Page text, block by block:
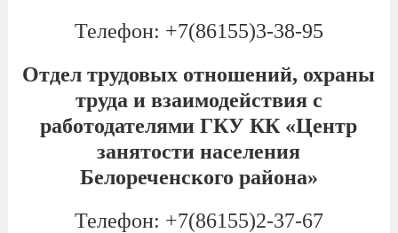
Телефон: +7(86155)3-38-95
Отдел трудовых отношений, охраны
труда и взаимодействия с
работодателями ГКУ КК «Центр
занятости населения
Белореченского района»
Телефон: +7(86155)2-37-67